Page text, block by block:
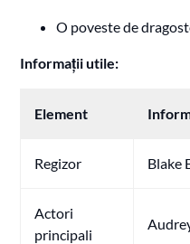
O poveste de
Informații utile:
Element
Regizor Blake
Actori
principali